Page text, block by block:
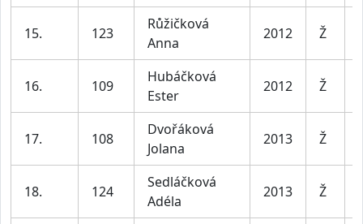
15. 123
Růžičková
Anna
2012 Ž
16. 109
Hubáčková
Ester
2012 Ž
17. 108
Dvořáková
Jolana
2013 Ž
18. 124
Sedláčková
Adéla
2013 Ž